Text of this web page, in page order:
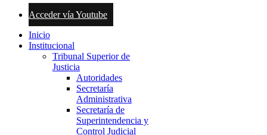
Acceder vía Youtube
Inicio
Institucional
Tribunal Superior de
Justicia
Autoridades
Secretaría
Administrativa
Secretaría de
Superintendencia y
Control Judicial